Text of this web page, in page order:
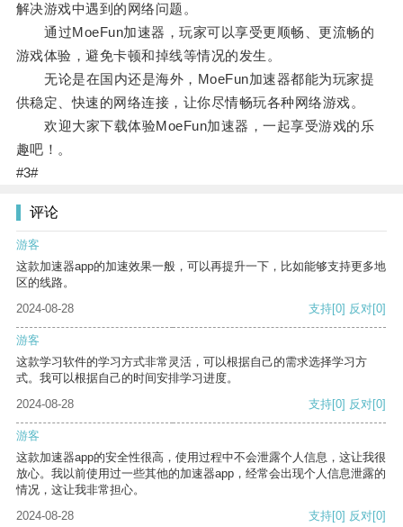
解决游戏中遇到的网络问题。
通过MoeFun加速器，玩家可以享受更顺畅、更流畅的
游戏体验，避免卡顿和掉线等情况的发生。
无论是在国内还是海外，MoeFun加速器都能为玩家提
供稳定、快速的网络连接，让你尽情畅玩各种网络游戏。
欢迎大家下载体验MoeFun加速器，一起享受游戏的乐
趣吧！。
#3#
评论
游客
这款加速器app的加速效果一般，可以再提升一下，比如能够支持更多地
区的线路。
2024-08-28
支持[0] 反对[0]
游客
这款学习软件的学习方式非常灵活，可以根据自己的需求选择学习方
式。我可以根据自己的时间安排学习进度。
2024-08-28
支持[0] 反对[0]
游客
这款加速器app的安全性很高，使用过程中不会泄露个人信息，这让我很
放心。我以前使用过一些其他的加速器app，经常会出现个人信息泄露的
情况，这让我非常担心。
2024-08-28
支持[0] 反对[0]